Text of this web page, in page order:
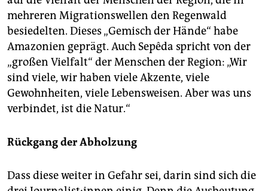
mehreren Migrationswellen den Regenwald
besiedelten. Dieses „Gemisch der Hände“ habe
Amazonien geprägt. Auch Sepêda spricht von der
„großen Vielfalt“ der Menschen der Region: „Wir
sind viele, wir haben viele Akzente, viele
Gewohnheiten, viele Lebensweisen. Aber was uns
verbindet, ist die Natur.“
Rückgang der Abholzung
Dass diese weiter in Gefahr sei, darin sind sich die